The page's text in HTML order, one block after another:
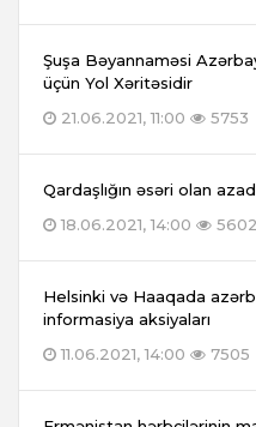
Şuşa Bəyannaməsi
üçün Yol Xəritəsidir
21.06.2021, 11:00
5753
Qardaşlığın əsəri olan
18.06.2021, 14:00
5602
Helsinki və Haaqada
informasiya aksiyaları
11.06.2021, 14:00
7505